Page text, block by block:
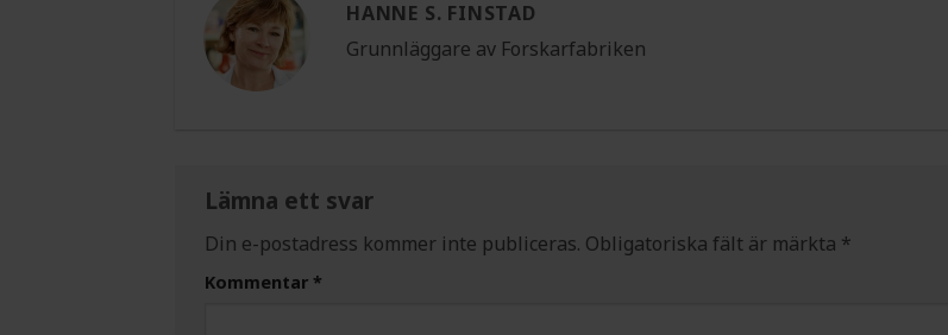
HANNE S. FINSTAD
Grunnläggare av Forskarfabriken
Lämna ett svar
Din e-postadress kommer inte publiceras. Obligatoriska fält är märkta *
Kommentar *